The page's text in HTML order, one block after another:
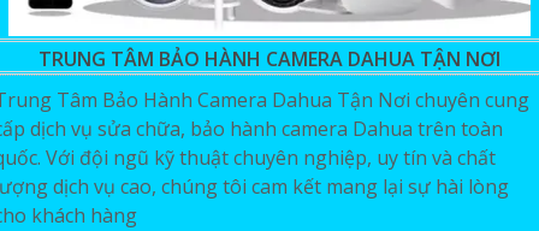
TRUNG TÂM BẢO HÀNH CAMERA DAHUA TẬN NƠI
Tâm Bảo Hành Camera Dahua Tận Nơi chuyên cung
dịch vụ sửa chữa, bảo hành camera Dahua trên toàn
Với đội ngũ kỹ thuật chuyên nghiệp, uy tín và chất
dịch vụ cao, chúng tôi cam kết mang lại sự hài lòng
khách hàng